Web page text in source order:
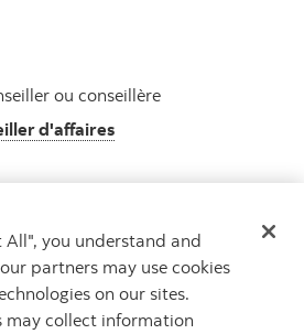
ou conseillère
d'affaires
All", you understand and
partners may use cookies
on our sites.
may collect information